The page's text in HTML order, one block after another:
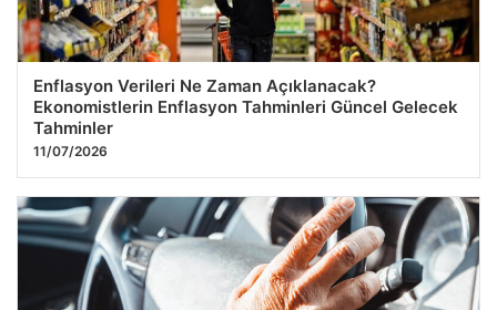
Enflasyon Verileri Ne Zaman Açıklanacak?
Ekonomistlerin Enflasyon Tahminleri Güncel Gelecek
Tahminler
11/07/2026